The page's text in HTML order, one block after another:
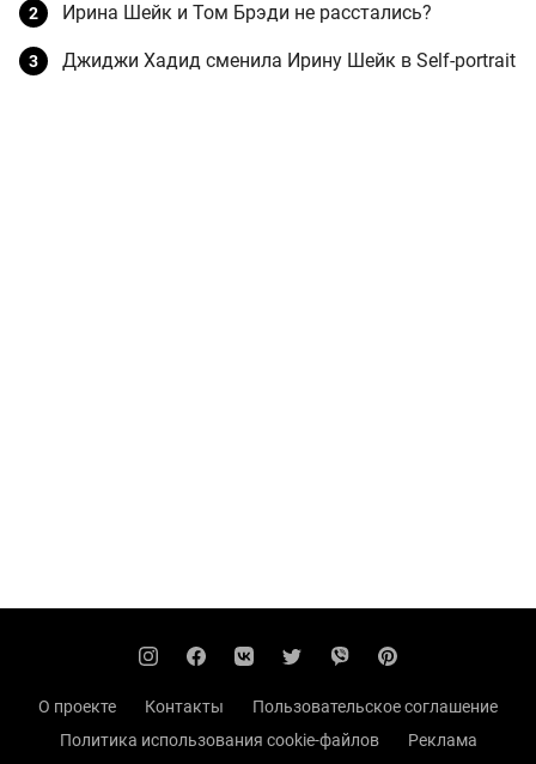
Ирина Шейк и Том Брэди не расстались?
Джиджи Хадид сменила Ирину Шейк в Self-portrait
О проекте Контакты
Пользовательское соглашение
Политика использования cookie-файлов
Реклама